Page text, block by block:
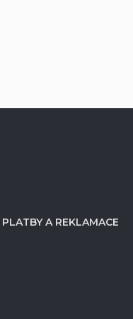
PLATBY A REKLAMACE